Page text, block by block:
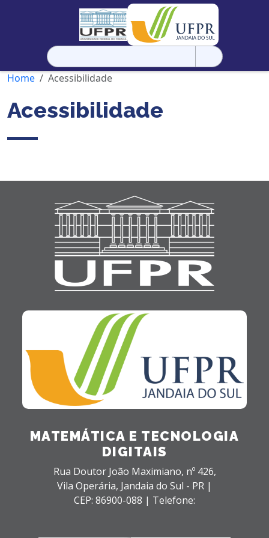
Pesquisar
por:
Home
Acessibilidade
Acessibilidade
MATEMÁTICA E TECNOLOGIA
DIGITAIS
Rua Doutor João Maximiano, nº 426,
Vila Operária, Jandaia do Sul - PR |
CEP: 86900-088 | Telefone: